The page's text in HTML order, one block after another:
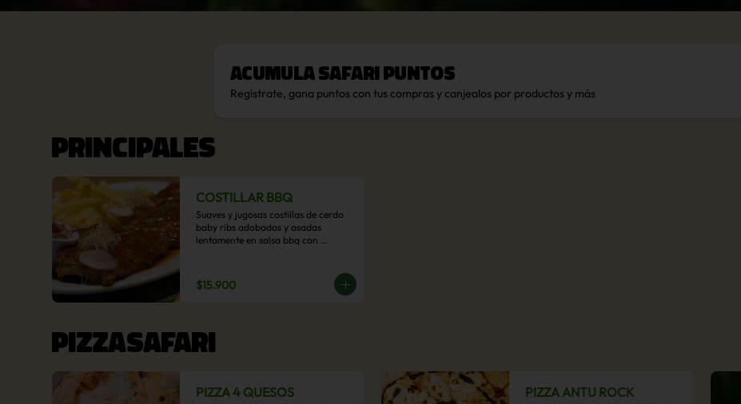
AcumulaSafari Puntos
Regístrate, gana puntos con tus compras y canjealos por productos y más
PRINCIPALES
COSTILLAR BBQ
Suaves y jugosas costillas de cerdo
baby ribs adobadas y asadas
lentamente en salsa bbq con
tradicional, Puré picante, Verduras
salteadas, Papas parmentier, Papas
$15.900
PIZZASAFARI
PIZZA 4 QUESOS PIZZA ANTU ROCK